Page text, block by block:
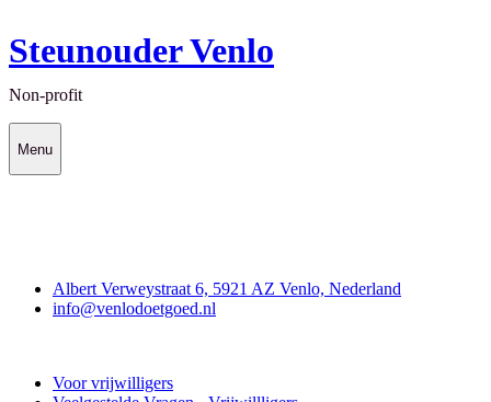
Steunouder Venlo
Non-profit
Menu
Albert Verweystraat 6, 5921 AZ Venlo, Nederland
info@venlodoetgoed.nl
Voor vrijwilligers